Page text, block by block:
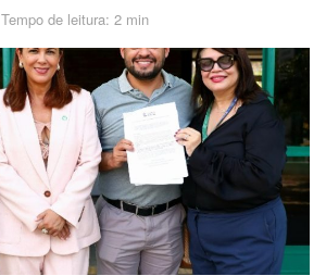
Tempo de leitura: 2 min